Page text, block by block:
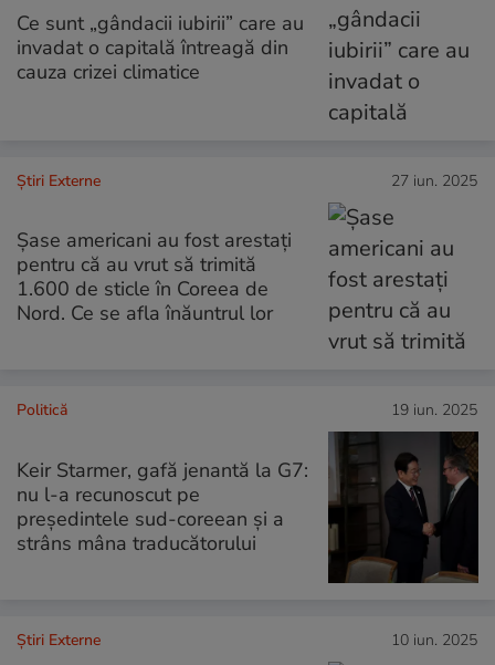
Ce sunt „gândacii iubirii” care au
invadat o capitală întreagă din
cauza crizei climatice
Știri Externe 27 iun. 2025
Șase americani au fost arestați
pentru că au vrut să trimită
1.600 de sticle în Coreea de
Nord. Ce se afla înăuntrul lor
Politică 19 iun. 2025
Keir Starmer, gafă jenantă la G7:
nu l-a recunoscut pe
președintele sud-coreean și a
strâns mâna traducătorului
Știri Externe 10 iun. 2025